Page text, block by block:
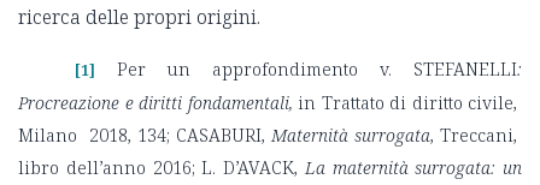
ricerca delle propri origini.
[1] Per un approfondimento v. STEFANELLI:
Procreazione e diritti fondamentali, in Trattato di diritto civile,
Milano 2018, 134; CASABURI, Maternità surrogata, Treccani,
libro dell’anno 2016; L. D’AVACK, La maternità surrogata: un